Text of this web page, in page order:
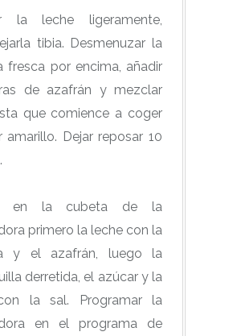
la leche ligeramente,
tibia. Desmenuzar la
fresca por encima, añadir
de azafrán y mezclar
que comience a coger
amarillo. Dejar reposar 10
en la cubeta de la
primero la leche con la
y el azafrán, luego la
derretida, el azúcar y la
la sal. Programar la
en el programa de